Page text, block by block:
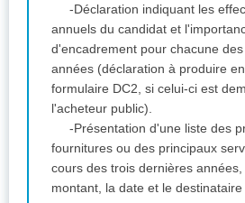
-Déclaration indiquant les
annuels du candidat et
d'encadrement pour chacune
années (déclaration à produire
formulaire DC2, si celui-ci est
l'acheteur public).
-Présentation d'une liste des
fournitures ou des principaux
cours des trois dernières
montant, la date et le destinataire